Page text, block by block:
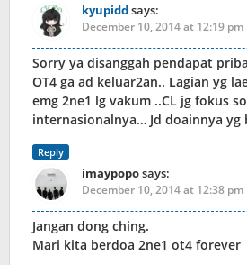
kyupiddsays:
December 10, 2014 at 12:19 pm
Sorry ya disanggah pendapat
OT4 ga ad keluar2an.. Lagian yg
emg 2ne1 lg vakum ..CL jg fokus
internasionalnya… Jd doainnya yg
Reply
imaypoposays:
December 10, 2014 at 12:38 pm
Jangan dong ching.
Mari kita berdoa 2ne1 ot4 forever